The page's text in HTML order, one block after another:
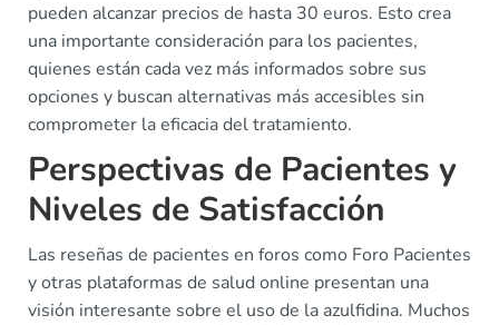
pueden alcanzar precios de hasta 30 euros. Esto crea
una importante consideración para los pacientes,
quienes están cada vez más informados sobre sus
opciones y buscan alternativas más accesibles sin
comprometer la eficacia del tratamiento.
Perspectivas de Pacientes y
Niveles de Satisfacción
Las reseñas de pacientes en foros como Foro Pacientes
y otras plataformas de salud online presentan una
visión interesante sobre el uso de la azulfidina. Muchos